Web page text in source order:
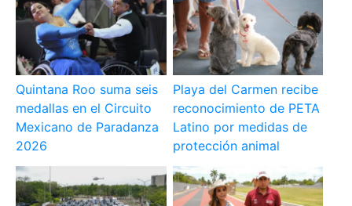
Quintana Roo suma seis
medallas en el Circuito
Mexicano de Paradanza
2026
Playa del Carmen recibe
reconocimiento de PETA
Latino por medidas de
protección animal